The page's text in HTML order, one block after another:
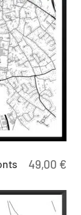
49,00 €